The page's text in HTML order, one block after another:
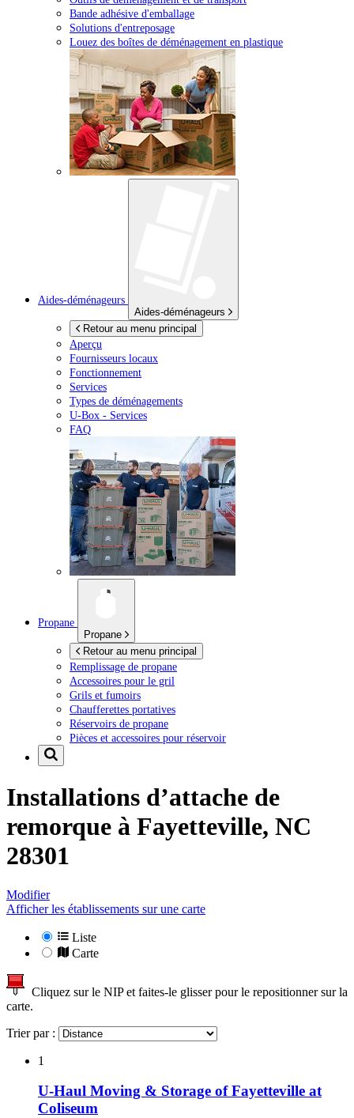
Bande adhésive d'emballage
Solutions d'entreposage
Louez des boîtes de déménagement en plastique
Aides-déménageurs
Aides-déménageurs
Retour au menu principal
Aperçu
Fournisseurs locaux
Fonctionnement
Services
Types de déménagements
U-Box - Services
FAQ
Propane
Propane
Retour au menu principal
Remplissage de propane
Accessoires pour le gril
Grils et fumoirs
Chaufferettes portatives
Réservoirs de propane
Pièces et accessoires pour réservoir
Installations d’attache de
remorque à Fayetteville, NC
28301
Modifier
Afficher les établissements sur une carte
Liste
Carte
Cliquez sur le NIP et faites-le glisser pour le repositionner sur la
carte.
Trier par :
1
U-Haul Moving & Storage of Fayetteville at
Coliseum